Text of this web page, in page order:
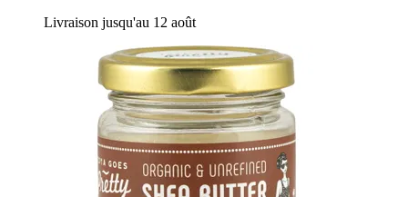
Livraison jusqu'au 12 août